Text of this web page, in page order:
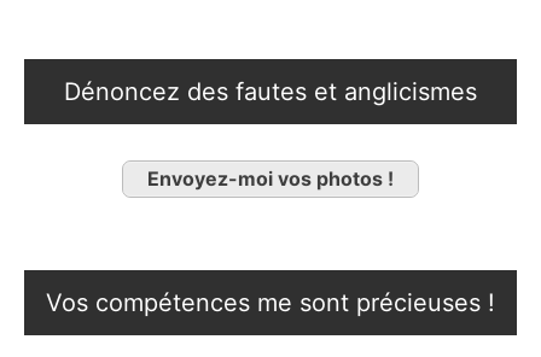
Dénoncez des fautes et anglicismes
Envoyez-moi vos photos !
Vos compétences me sont précieuses !